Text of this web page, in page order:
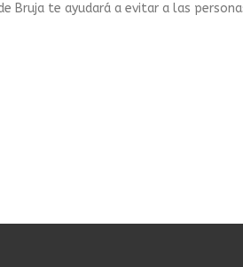
Bruja te ayudará a evitar a las